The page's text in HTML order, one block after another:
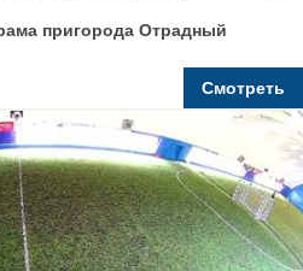
пригорода Отрадный
Смотреть